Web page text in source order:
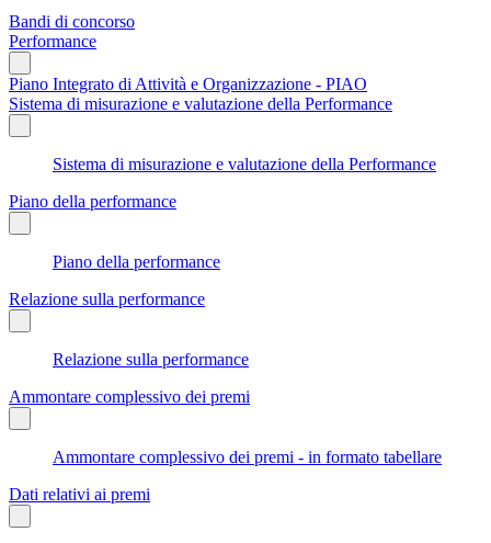
Bandi di concorso
Performance
Piano Integrato di Attività e Organizzazione - PIAO
Sistema di misurazione e valutazione della Performance
Sistema di misurazione e valutazione della Performance
Piano della performance
Piano della performance
Relazione sulla performance
Relazione sulla performance
Ammontare complessivo dei premi
Ammontare complessivo dei premi - in formato tabellare
Dati relativi ai premi